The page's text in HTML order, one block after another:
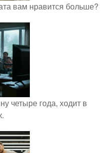
вам нравится больше?
четыре года, ходит в